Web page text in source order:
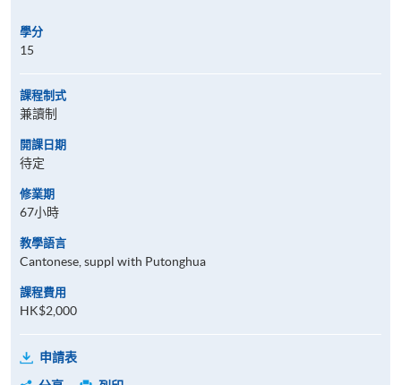
學分
15
課程制式
兼讀制
開課日期
待定
修業期
67小時
教學語言
Cantonese, suppl with Putonghua
課程費用
HK$2,000
申請表